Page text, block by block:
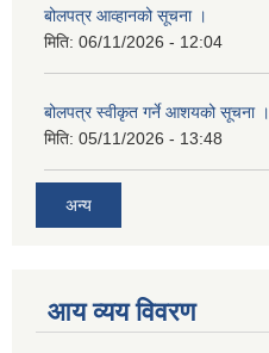
बोलपत्र आव्हानको सूचना ।
मिति: 06/11/2026 - 12:04
बोलपत्र स्वीकृत गर्ने आशयको सूचना ।
मिति: 05/11/2026 - 13:48
अन्य
आय व्यय विवरण